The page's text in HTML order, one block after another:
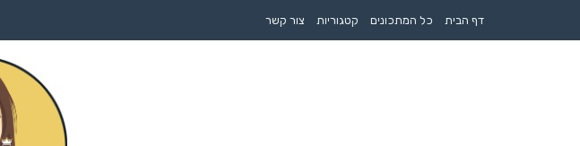
דף הבית כל המתכונים קטגוריות צור קשר